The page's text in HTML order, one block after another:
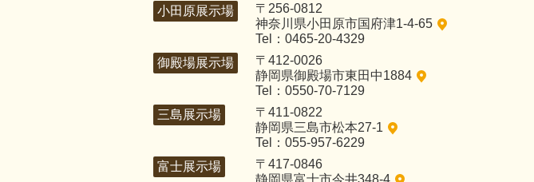
小田原展示場
〒256-0812
神奈川県小田原市国府津1-4-65
Tel：0465-20-4329
御殿場展示場
〒412-0026
静岡県御殿場市東田中1884
Tel：0550-70-7129
三島展示場
〒411-0822
静岡県三島市松本27-1
Tel：055-957-6229
富士展示場
〒417-0846
静岡県富士市今井348-4